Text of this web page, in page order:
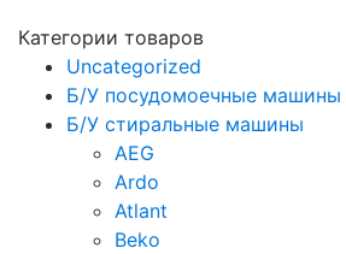
Категории товаров
Uncategorized
Б/У посудомоечные машины
Б/У стиральные машины
AEG
Ardo
Atlant
Beko